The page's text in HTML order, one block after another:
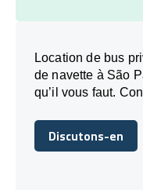
Location de bus
de navette à São
qu’il vous faut.
Discutons-en
Discutons-en